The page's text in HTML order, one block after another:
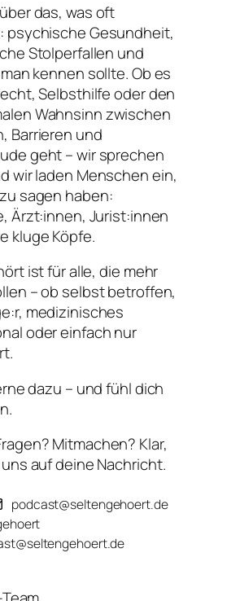
das, was oft
psychische Gesundheit,
Stolperfallen und
kennen sollte. Ob es
Selbsthilfe oder den
Wahnsinn zwischen
Barrieren und
geht – wir sprechen
wir laden Menschen ein,
sagen haben:
Ärzt:innen, Jurist:innen
kluge Köpfe.
ist für alle, die mehr
– ob selbst betroffen,
medizinisches
oder einfach nur
dazu – und fühl dich
Mitmachen? Klar,
auf deine Nachricht.
podcast@seltengehoert.de